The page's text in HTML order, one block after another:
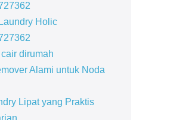
Holic
dirumah
Alami untuk Noda
Lipat yang Praktis